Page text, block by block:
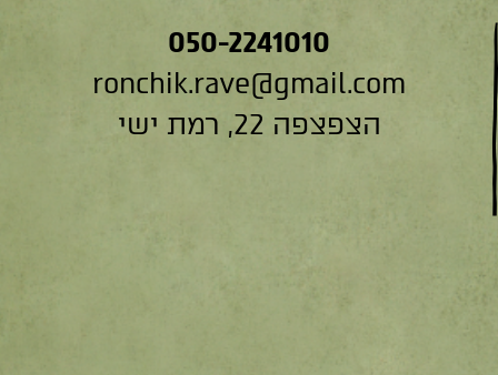
050-2241010
ronchik.rave@gmail.com
הצפצפה 22, רמת ישי